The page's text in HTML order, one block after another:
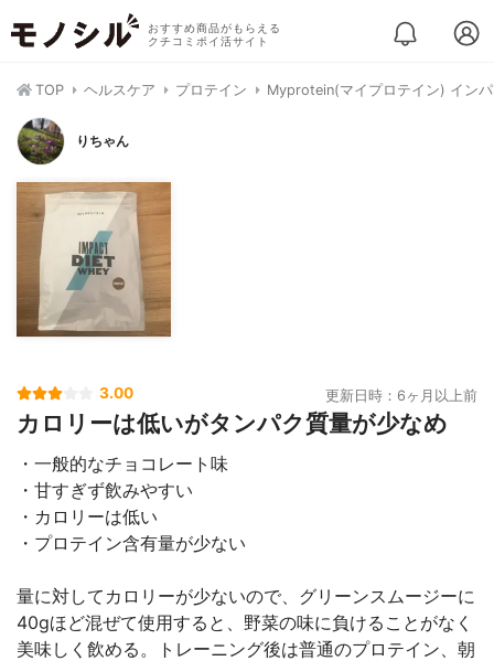
おすすめ商品がもらえる
クチコミポイ活サイト
TOP ヘルスケア プロテイン Myprotein(マイプロテイン) イン
りちゃん
3.00 更新日時：6ヶ月以上前
カロリーは低いがタンパク質量が少なめ
・一般的なチョコレート味
・甘すぎず飲みやすい
・カロリーは低い
・プロテイン含有量が少ない
量に対してカロリーが少ないので、グリーンスムージーに
40gほど混ぜて使用すると、野菜の味に負けることがなく
美味しく飲める。トレーニング後は普通のプロテイン、朝